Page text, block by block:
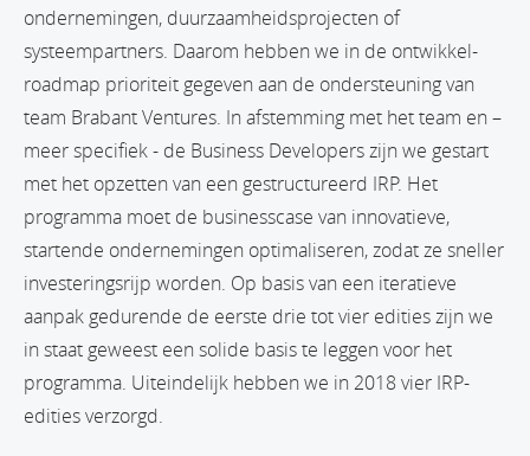
ondernemingen, duurzaamheidsprojecten of
systeempartners. Daarom hebben we in de ontwikkel-
roadmap prioriteit gegeven aan de ondersteuning van
team Brabant Ventures. In afstemming met het team en –
meer specifiek - de Business Developers zijn we gestart
met het opzetten van een gestructureerd IRP. Het
programma moet de businesscase van innovatieve,
startende ondernemingen optimaliseren, zodat ze sneller
investeringsrijp worden. Op basis van een iteratieve
aanpak gedurende de eerste drie tot vier edities zijn we
in staat geweest een solide basis te leggen voor het
programma. Uiteindelijk hebben we in 2018 vier IRP-
edities verzorgd.